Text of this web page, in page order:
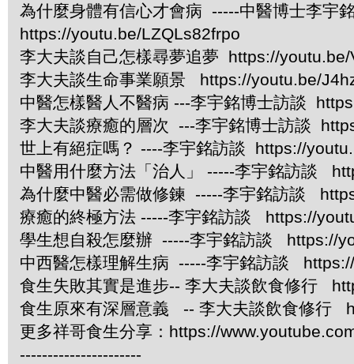
為什麼身體有信心才會病 -----中醫博士李宇
https://youtu.be/LZQLs82frpo
李大夫談自己怎樣尋夢追夢 https://
李大夫談生命事業願景 https://youtu.be/
中醫怎樣醫人不醫病 ---李宇銘博士訪談
李大夫談療癒的層次 ---李宇銘博士訪談
世上有絕症嗎？ ----李宇銘訪談 https://
中醫用什麼方法「治人」 -----李宇銘訪談
為什麼中醫必需做修鍊 -----李宇銘訪談
療癒的終極方法 -----李宇銘訪談 https://
學生想自殺怎麼辦 -----李宇銘訪談 https://
中西醫怎樣理解生病 -----李宇銘訪談
食生失敗其實是進步-- 李大夫談飲食修行
食生原來有深層意義 -- 李大夫談飲食修行
更多祥哥食生分享：https://
----------------------